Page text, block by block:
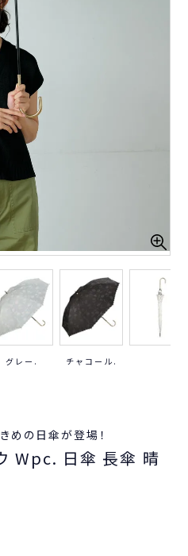
グレー. チャコール.
の日傘が登場！
Wpc. 日傘 長傘 晴